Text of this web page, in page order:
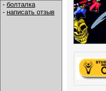
- болталка
- написать отзыв